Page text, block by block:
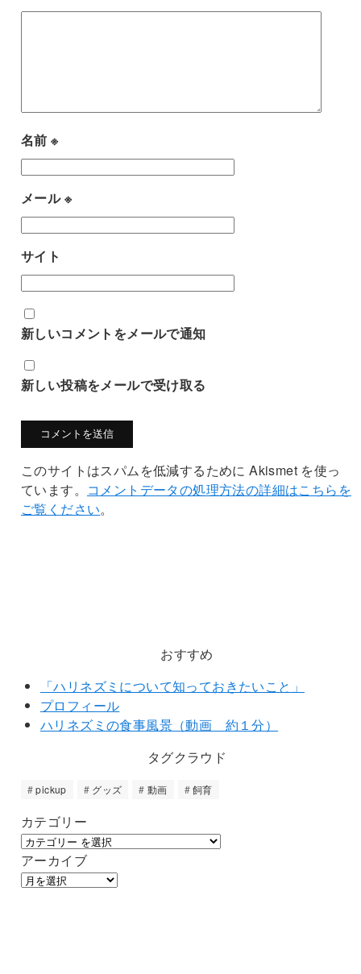
名前※
メール※
サイト
新しいコメントをメールで通知
新しい投稿をメールで受け取る
このサイトはスパムを低減するために Akismet を使っ
ています。 コメントデータの処理方法の詳細はこちらを
ご覧ください。
おすすめ
「ハリネズミについて知っておきたいこと」
プロフィール
ハリネズミの食事風景（動画 約１分）
タグクラウド
pickup グッズ 動画 飼育
カテゴリー
アーカイブ